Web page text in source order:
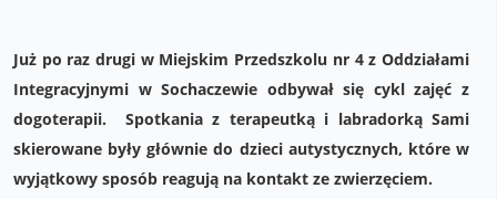
Już po raz drugi w Miejskim Przedszkolu nr 4 z Oddziałami
Integracyjnymi w Sochaczewie odbywał się cykl zajęć z
dogoterapii. Spotkania z terapeutką i labradorką Sami
skierowane były głównie do dzieci autystycznych, które w
wyjątkowy sposób reagują na kontakt ze zwierzęciem.